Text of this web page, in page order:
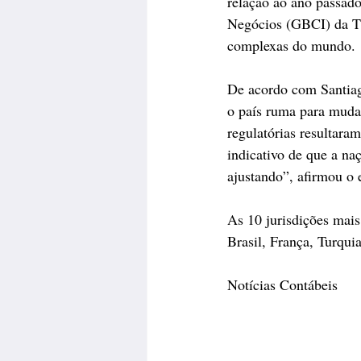
Negócios (GBCI) da
complexas do mundo.
De acordo com
o país ruma para
regulatórias
indicativo de que a
ajustando”, afirmou o
As 10 jurisdições
Brasil, França,
Notícias Contábeis